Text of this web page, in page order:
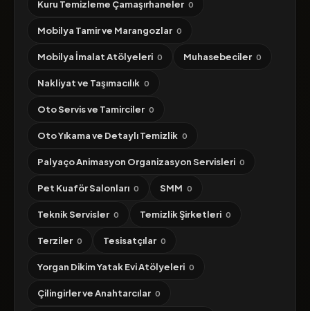
Kuru Temizleme Çamaşırhaneler 0
Mobilya Tamir ve Marangozlar 0
Mobilya İmalat Atölyeleri 0 Muhasebeciler 0
Nakliyat ve Taşımacılık 0
Oto Servis ve Tamirciler 0
Oto Yıkama ve Detaylı Temizlik 0
Palyaço Animasyon Organizasyon Servisleri 0
Pet Kuaför Salonları 0 SMM 0
Teknik Servisler 0 Temizlik Şirketleri 0
Terziler 0 Tesisatçılar 0
Yorgan Dikim Yatak Evi Atölyeleri 0
Çilingirler ve Anahtarcılar 0